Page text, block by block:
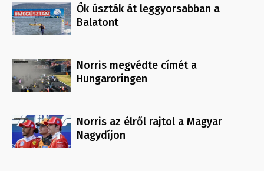
Ők úszták át leggyorsabban a
Balatont
Norris megvédte címét a
Hungaroringen
Norris az élről rajtol a Magyar
Nagydíjon